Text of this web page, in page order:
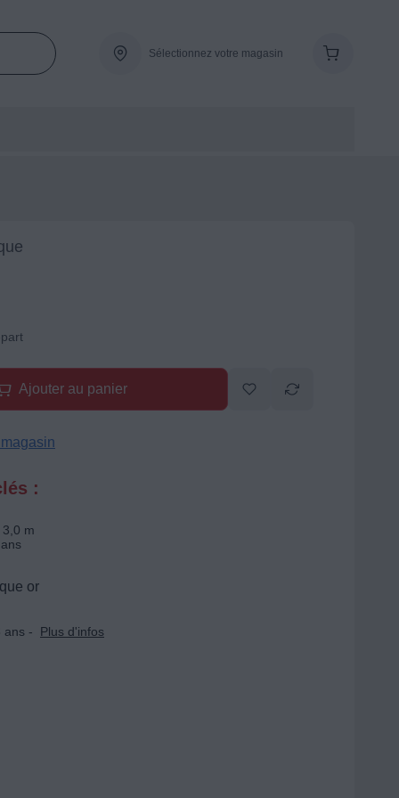
Sélectionnez votre magasin
Ajouter au panier
:
m
or
ans -
Plus d'infos